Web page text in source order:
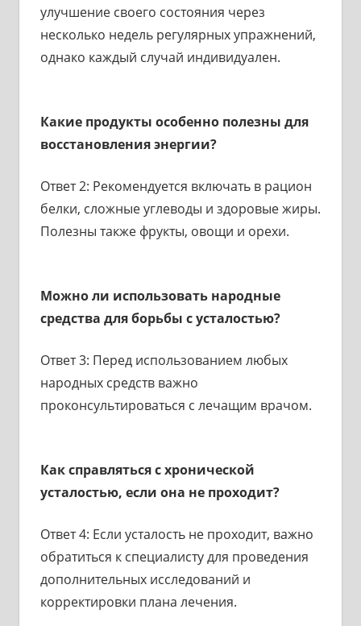
улучшение своего состояния через
несколько недель регулярных упражнений,
однако каждый случай индивидуален.
Какие продукты особенно полезны для
восстановления энергии?
Ответ 2: Рекомендуется включать в рацион
белки, сложные углеводы и здоровые жиры.
Полезны также фрукты, овощи и орехи.
Можно ли использовать народные
средства для борьбы с усталостью?
Ответ 3: Перед использованием любых
народных средств важно
проконсультироваться с лечащим врачом.
Как справляться с хронической
усталостью, если она не проходит?
Ответ 4: Если усталость не проходит, важно
обратиться к специалисту для проведения
дополнительных исследований и
корректировки плана лечения.